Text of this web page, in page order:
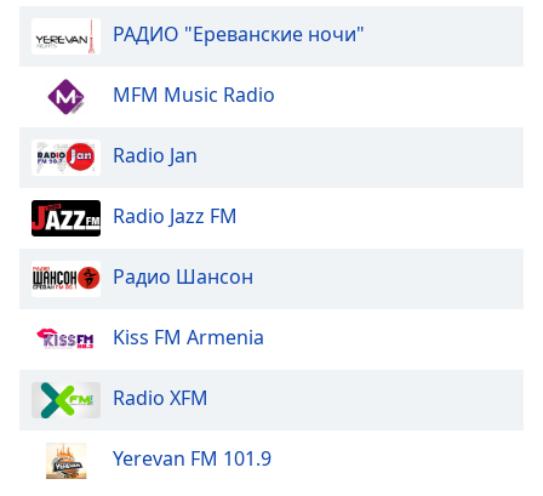
Caption
Background
Color
РАДИО "Ереванские ночи"
MFM Music Radio
Radio Jan
Radio Jazz FM
Радио Шансон
Kiss FM Armenia
Radio XFM
Yerevan FM 101.9